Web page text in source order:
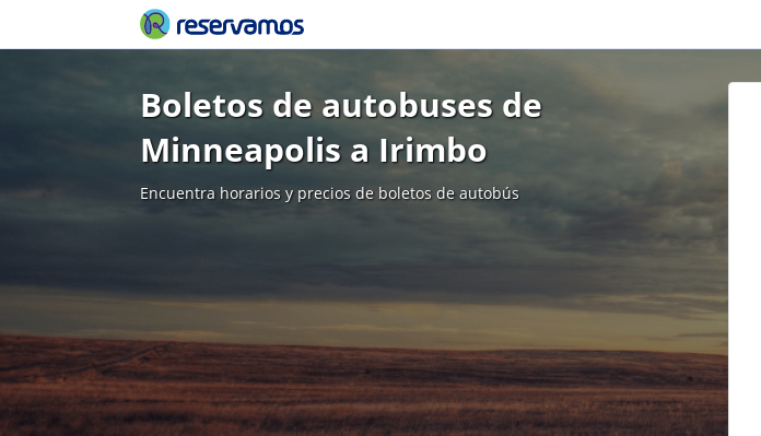
Boletos de autobuses de
Minneapolis a Irimbo
Encuentra horarios y precios de boletos de autobús